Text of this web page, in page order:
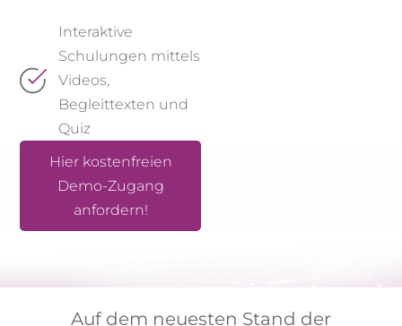
Interaktive
Schulungen mittels
Videos,
Begleittexten und
Quiz
Hier kostenfreien
Demo-Zugang
anfordern!
Auf dem neuesten Stand der